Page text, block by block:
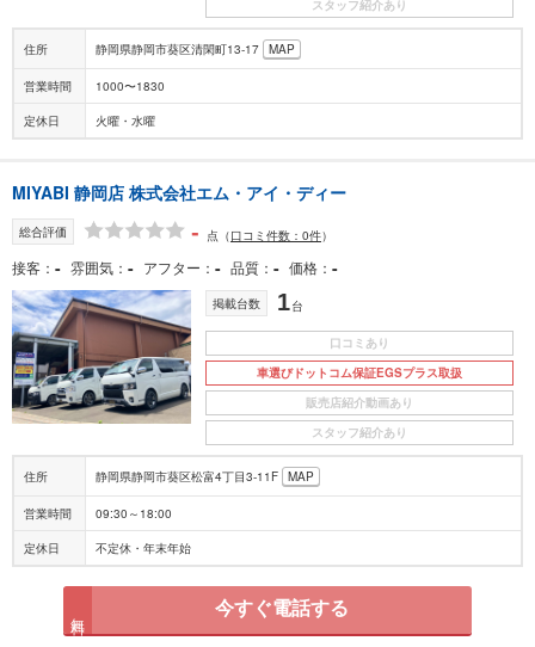
スタッフ紹介あり
住所 静岡県静岡市葵区清閑町13-17 MAP
営業時間 1000〜1830
定休日 火曜・水曜
MIYABI 静岡店 株式会社エム・アイ・ディー
総合評価 - 点 （口コミ件数：0件）
接客 - 雰囲気 - アフター - 品質 - 価格 -
掲載台数 1台
口コミあり
車選びドットコム保証EGSプラス取扱
販売店紹介動画あり
スタッフ紹介あり
住所 静岡県静岡市葵区松富4丁目3-11F MAP
営業時間 09:30～18:00
定休日 不定休・年末年始
今すぐ電話する